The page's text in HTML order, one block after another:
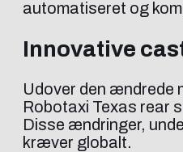
automatiseret og
Innovative
Udover den ændrede
Robotaxi Texas rear
Disse ændringer,
kræver globalt.